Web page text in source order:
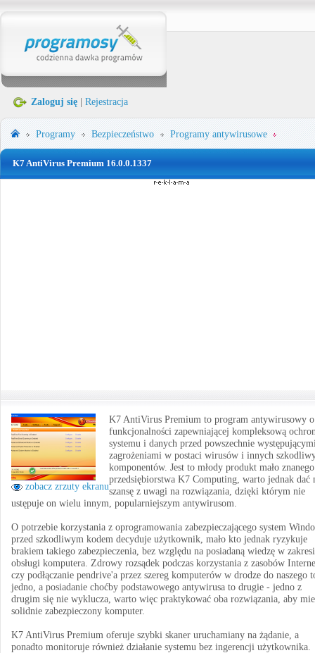
Zaloguj się Rejestracja
Programy Bezpieczeństwo Programy antywirusowe
K7 AntiVirus Premium 16.0.0.1337
zobacz zrzuty ekranu
K7 AntiVirus Premium to program antywirusowy o
funkcjonalności zapewniającej kompleksową
systemu i danych przed powszechnie
zagrożeniami w postaci wirusów i innych
komponentów. Jest to młody produkt mało znanego
przedsiębiorstwa K7 Computing, warto jednak dać
szansę z uwagi na rozwiązania, dzięki którym nie
ustępuje on wielu innym, popularniejszym antywirusom.
O potrzebie korzystania z oprogramowania zabezpieczającego system
przed szkodliwym kodem decyduje użytkownik, mało kto jednak ryzykuje
brakiem takiego zabezpieczenia, bez względu na posiadaną wiedzę w
obsługi komputera. Zdrowy rozsądek podczas korzystania z zasobów
czy podłączanie pendrive'a przez szereg komputerów w drodze do naszego
jedno, a posiadanie choćby podstawowego antywirusa to drugie - jedno z
drugim się nie wyklucza, warto więc praktykować oba rozwiązania, aby
solidnie zabezpieczony komputer.
K7 AntiVirus Premium oferuje szybki skaner uruchamiany na żądanie, a
ponadto monitoruje również działanie systemu bez ingerencji użytkownika.